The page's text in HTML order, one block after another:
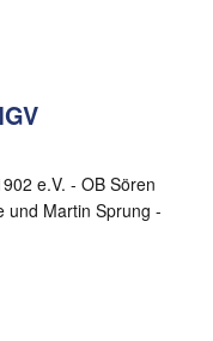
A
e.V. - OB Sören
und Martin Sprung -